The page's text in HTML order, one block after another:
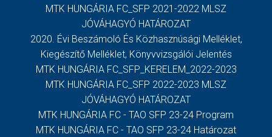
MTK HUNGÁRIA FC_SFP 2021-2022 MLSZ
JÓVÁHAGYÓ HATÁROZAT
2020. Évi Beszámoló És Közhasznúsági Melléklet,
Kiegészítő Melléklet, Könyvvizsgálói Jelentés
MTK HUNGÁRIA FC_SFP_KERELEM_2022-2023
MTK HUNGÁRIA FC_SFP 2022-2023 MLSZ
JÓVÁHAGYÓ HATÁROZAT
MTK HUNGÁRIA FC - TAO SFP 23-24 Program
MTK HUNGÁRIA FC - TAO SFP 23-24 Határozat